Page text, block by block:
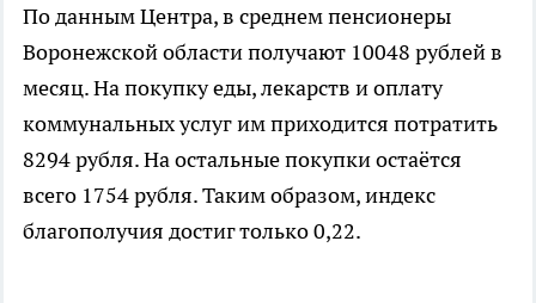
По данным Центра, в среднем пенсионеры
Воронежской области получают 10048 рублей в
месяц. На покупку еды, лекарств и оплату
коммунальных услуг им приходится потратить
8294 рубля. На остальные покупки остаётся
всего 1754 рубля. Таким образом, индекс
благополучия достиг только 0,22.